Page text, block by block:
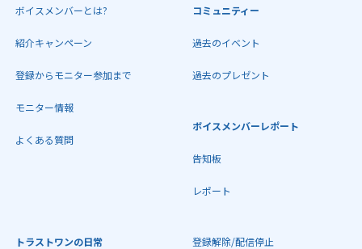
ボイスメンバーとは?
紹介キャンペーン
登録からモニター参加まで
モニター情報
よくある質問
コミュニティー
過去のイベント
過去のプレゼント
ボイスメンバーレポート
告知板
レポート
トラストワンの日常 登録解除/配信停止